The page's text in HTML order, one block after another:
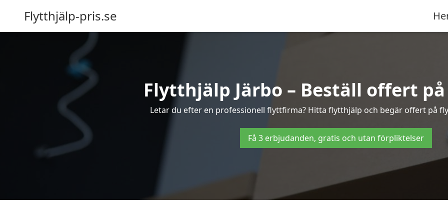
Flytthjälp-pris.se
Flytthjälp Järbo – Beställ offert
Letar du efter en professionell flyttfirma? Hitta flytthjälp och begär offert på
Få 3 erbjudanden, gratis och utan förpliktelser